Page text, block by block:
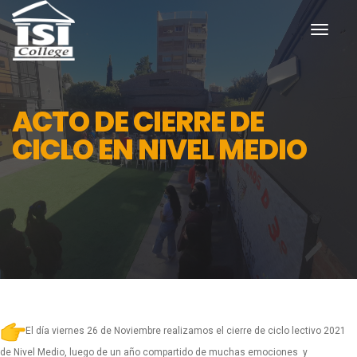
ACTO DE CIERRE DE
CICLO EN NIVEL MEDIO
El día viernes 26 de Noviembre realizamos el cierre de ciclo lectivo 2021
de Nivel Medio, luego de un año compartido de muchas emociones y